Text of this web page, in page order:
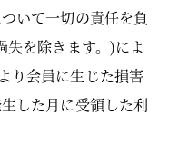
いて一切の責任を負
を除きます。)によ
り会員に生じた損害
した月に受領した利